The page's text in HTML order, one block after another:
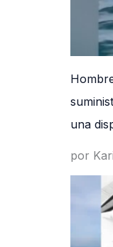
una
por